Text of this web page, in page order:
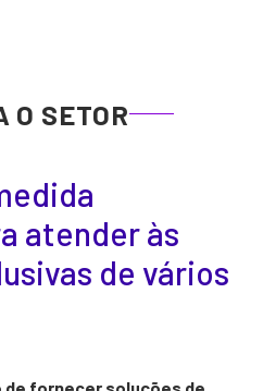
O SETOR
atender às
de vários